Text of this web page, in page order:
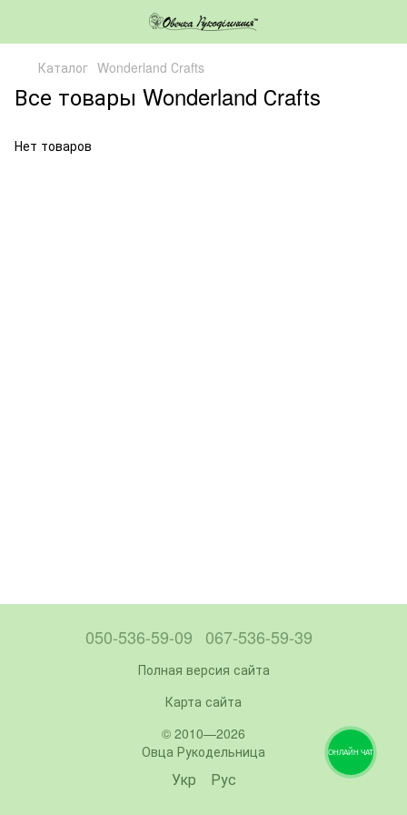
Каталог Wonderland Сrafts
Все товары Wonderland Сrafts
Нет товаров
050-536-59-09 067-536-59-39
Полная версия сайта
Карта сайта
© 2010—2026
Овца Рукодельница
Укр Рус
ОНЛАЙН ЧАТ